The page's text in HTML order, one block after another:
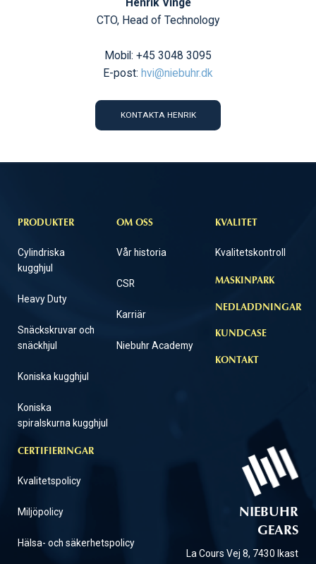
CTO, Head of Technology
Mobil: +45 3048 3095
E-post: hvi@niebuhr.dk
KONTAKTA HENRIK
PRODUKTER
Cylindriska
kugghjul
Heavy Duty
Snäckskruvar och
snäckhjul
Koniska kugghjul
Koniska
spiralskurna kugghjul
OM OSS
Vår historia
CSR
Karriär
Niebuhr Academy
KVALITET
Kvalitetskontroll
MASKINPARK
NEDLADDNINGAR
KUNDCASE
KONTAKT
CERTIFIERINGAR
Kvalitetspolicy
Miljöpolicy
Hälsa- och säkerhetspolicy
NIEBUHR
GEARS
La Cours Vej 8, 7430 Ikast